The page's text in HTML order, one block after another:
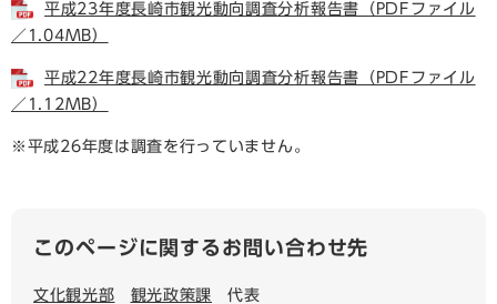
平成23年度長崎市観光動向調査分析報告書（PDFファイル
／1.04MB）
平成22年度長崎市観光動向調査分析報告書（PDFファイル
／1.12MB）
※平成26年度は調査を行っていません。
このページに関するお問い合わせ先
文化観光部 観光政策課 代表